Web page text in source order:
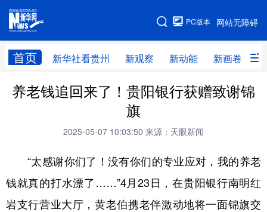
网站无障碍
PC版本
首页 新华社看贵州 新观察 新动能 新画卷
网站地图
新华社看贵州 新观察 新动能 新画卷
直播
畅游贵州 数字贵州 律动贵州 健康贵州
光影贵州 部门之窗 县区直达 企业速递
养老钱追回来了！贵阳银行获赠致谢锦
旗
2025-05-07 10:03:50 来源：天眼新闻
“太感谢你们了！没有你们的专业应对，我的养老
钱就真的打水漂了……”4月23日，在贵阳银行南明红
岩支行营业大厅，黄老伯携老伴激动地将一面锦旗交